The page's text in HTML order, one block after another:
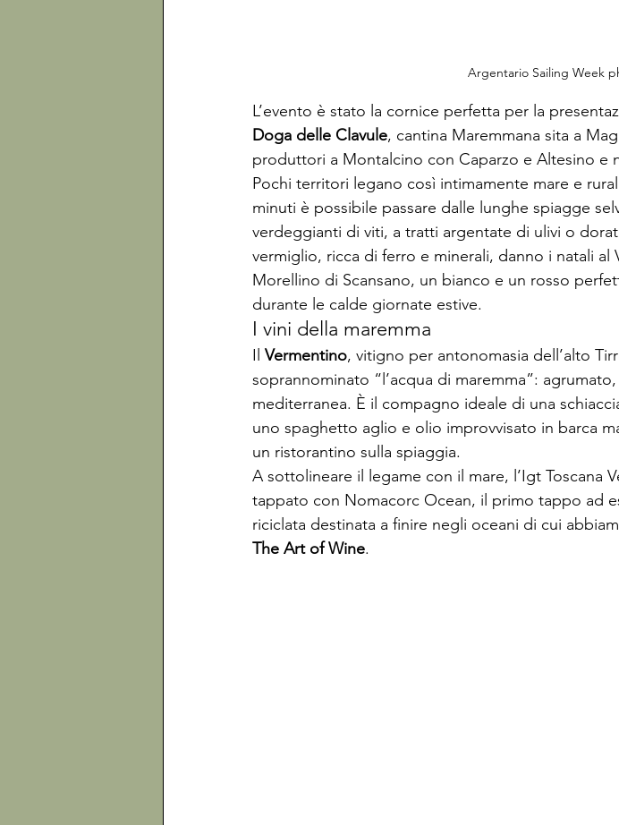
Argentario Sailing Week
L’evento è stato la cornice perfetta per la
Doga delle Clavule, cantina Maremmana sita a
produttori a Montalcino con Caparzo e Altesino e
Pochi territori legano così intimamente mare e
minuti è possibile passare dalle lunghe spiagge
verdeggianti di viti, a tratti argentate di ulivi o
vermiglio, ricca di ferro e minerali, danno i natali al
Morellino di Scansano, un bianco e un rosso
durante le calde giornate estive.
I vini della maremma
Il Vermentino, vitigno per antonomasia dell’alto
soprannominato “l’acqua di maremma”:
mediterranea. È il compagno ideale di una
uno spaghetto aglio e olio improvvisato in barca
un ristorantino sulla spiaggia.
A sottolineare il legame con il mare, l’Igt Toscana
tappato con Nomacorc Ocean, il primo tappo ad
riciclata destinata a finire negli oceani di cui
The Art of Wine.